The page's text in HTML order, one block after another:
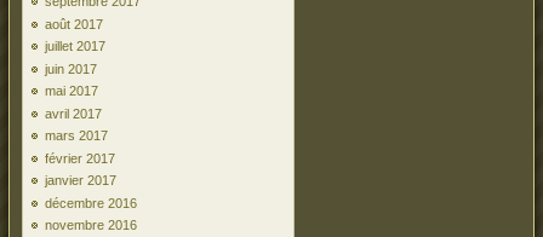
août 2017
juillet 2017
juin 2017
mai 2017
avril 2017
mars 2017
février 2017
janvier 2017
décembre 2016
novembre 2016